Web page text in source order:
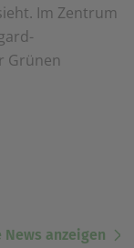
Im Zentrum
Grünen
News anzeigen